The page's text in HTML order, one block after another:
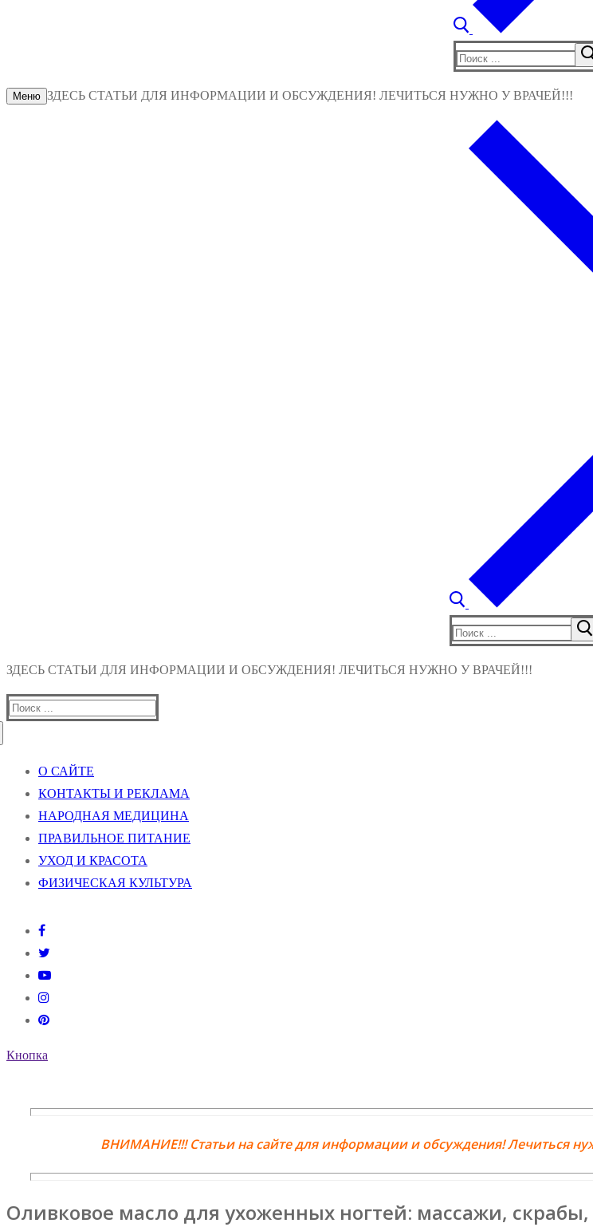
Найти:
Меню ЗДЕСЬ СТАТЬИ ДЛЯ ИНФОРМАЦИИ И ОБСУЖДЕНИЯ! ЛЕЧИТЬСЯ НУЖНО У ВРАЧЕЙ!!!
Найти:
ЗДЕСЬ СТАТЬИ ДЛЯ ИНФОРМАЦИИ И ОБСУЖДЕНИЯ! ЛЕЧИТЬСЯ НУЖНО У ВРАЧЕЙ!!!
Найти:
О САЙТЕ
КОНТАКТЫ И РЕКЛАМА
НАРОДНАЯ МЕДИЦИНА
ПРАВИЛЬНОЕ ПИТАНИЕ
УХОД И КРАСОТА
ФИЗИЧЕСКАЯ КУЛЬТУРА
Кнопка
ВНИМАНИЕ!!! Статьи на сайте для информации и обсуждения! Лечиться
Оливковое масло для ухоженных ногтей: массажи,